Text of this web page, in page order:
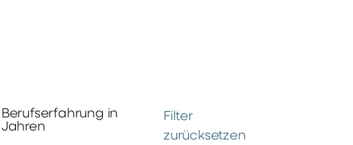
Berufserfahrung in
Jahren
Filter
zurücksetzen